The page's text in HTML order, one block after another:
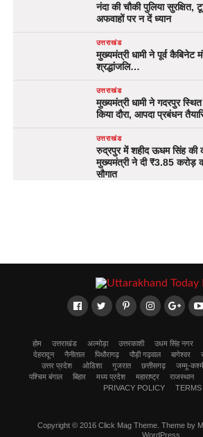
नंदा की चौकी पुलिया सुरक्षित,
अफवाहों पर न दें ध्यान
उत्तराखंड
मुख्यमंत्री धामी ने पूर्व कैबिनेट
श्रद्धांजलि…
उत्तराखंड
मुख्यमंत्री धामी ने गदरपुर
किया दौरा, आपदा प्रबंधन
उत्तराखंड
रुद्रपुर में शहीद ऊधम सिंह की
मुख्यमंत्री ने दी ₹3.85 करोड़
सौगात
होम उत्तराखंड अल्मोड़ा उत्तरकाशी उधम सिंह नगर
देहरादून
नैनीताल पिथौरागढ़ पौड़ी गढ़वाल बागेश्वर
उत्तर प्रदेश
ओडिशा गुजरात छत्तीसगढ़ जम्मू-
पश्चिम बंगाल
बिहार मध्य प्रदेश महाराष्ट्र राजस्थान
PRIVACY POLICY
Copyright © 2016 Click Mag Theme. Theme by
WordPress.